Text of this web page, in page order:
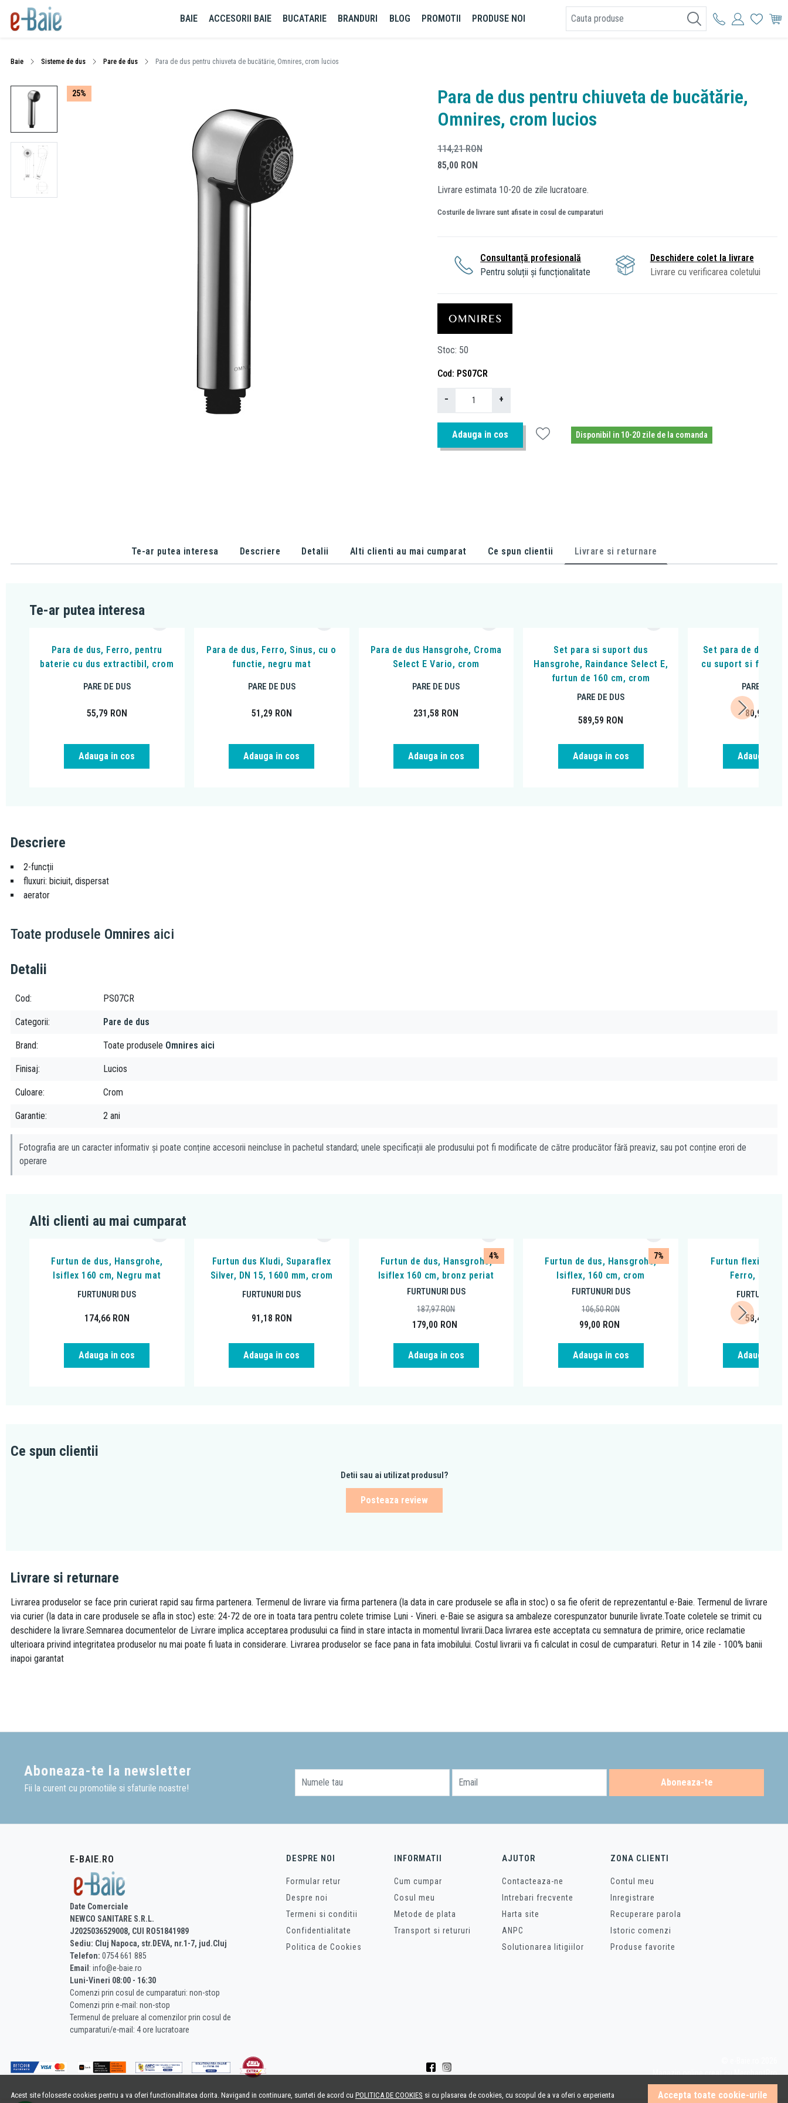
BAIE ACCESORII BAIE BUCATARIE BRANDURI BLOG PROMOTII PRODUSE NOI
Baie Sisteme de dus Pare de dus Para de dus pentru chiuveta de bucătărie, Omnires, crom lucios
25%
Para de dus pentru chiuveta de bucătărie,
Omnires, crom lucios
114,21RON
85,00 RON
Livrare estimata 10-20 de zile lucratoare.
Costurile de livrare sunt afisate in cosul de cumparaturi
Consultanță profesională
Pentru soluții și funcționalitate
Deschidere colet la livrare
Livrare cu verificarea coletului
Stoc 50
Cod PS07CR
− +
Adauga in cos Disponibil in 10-20 zile de la comanda
Te-ar putea interesa Descriere Detalii Alti clienti au mai cumparat Ce spun clientii Livrare si returnare
Te-ar putea interesa
Para de dus, Ferro, pentru
baterie cu dus extractibil, crom
PARE DE DUS
55,79 RON
Adauga in cos
Para de dus, Ferro, Sinus, cu o
functie, negru mat
PARE DE DUS
51,29 RON
Adauga in cos
Para de dus Hansgrohe, Croma
Select E Vario, crom
PARE DE DUS
231,58 RON
Adauga in cos
Set para si suport dus
Hansgrohe, Raindance Select E,
furtun de 160 cm, crom
PARE DE DUS
589,59 RON
Adauga in cos
Set para de dus,
cu suport si furtun,
PARE DE
80,99
Adauga in
Descriere
2-funcții
fluxuri: biciuit, dispersat
aerator
Toate produsele Omnires aici
Detalii
Cod PS07CR
Categorii Pare de dus
Brand Toate produsele Omnires aici
Finisaj Lucios
Culoare Crom
Garantie 2 ani
Fotografia are un caracter informativ și poate conține accesorii neincluse în pachetul standard; unele specificații ale produsului pot fi modificate de către producător fără preaviz, sau pot conține erori de
operare
Alti clienti au mai cumparat
Furtun de dus, Hansgrohe,
Isiflex 160 cm, Negru mat
FURTUNURI DUS
174,66 RON
Adauga in cos
Furtun dus Kludi, Suparaflex
Silver, DN 15, 1600 mm, crom
FURTUNURI DUS
91,18 RON
Adauga in cos
4%
Furtun de dus, Hansgrohe,
Isiflex 160 cm, bronz periat
FURTUNURI DUS
179,00 RON
187,97RON
Adauga in cos
7%
Furtun de dus, Hansgrohe,
Isiflex, 160 cm, crom
FURTUNURI DUS
99,00 RON
106,50RON
Adauga in cos
Furtun flexibil
Ferro, negru
FURTUNURI
58,49
Adauga in
Ce spun clientii
Detii sau ai utilizat produsul?
Posteaza review
Livrare si returnare
Livrarea produselor se face prin curierat rapid sau firma partenera. Termenul de livrare via firma partenera (la data in care produsele se afla in stoc) o sa fie oferit de reprezentantul e-Baie. Termenul de livrare
via curier (la data in care produsele se afla in stoc) este: 24-72 de ore in toata tara pentru colete trimise Luni - Vineri. e-Baie se asigura sa ambaleze corespunzator bunurile livrate.Toate coletele se trimit cu
deschidere la livrare.Semnarea documentelor de Livrare implica acceptarea produsului ca fiind in stare intacta in momentul livrarii.Daca livrarea este acceptata cu semnatura de primire, orice reclamatie
ulterioara privind integritatea produselor nu mai poate fi luata in considerare. Livrarea produselor se face pana in fata imobilului. Costul livrarii va fi calculat in cosul de cumparaturi. Retur in 14 zile - 100% banii
inapoi garantat
Acest site foloseste cookies pentru a va oferi functionalitatea dorita. Navigand in continuare, sunteti de acord cu POLITICA DE COOKIES si cu plasarea de cookies, cu scopul de a va oferi o experienta
Accepta toate cookie-urile
Aboneaza-te la newsletter
Fii la curent cu promotiile si sfaturile noastre!
Numele tau Email Aboneaza-te
E-BAIE.RO
Date Comerciale
NEWCO SANITARE S.R.L.
J2025036529008, CUI RO51841989
Sediu: Cluj Napoca, str.DEVA, nr.1-7, jud.Cluj
Telefon: 0754 661 885
Email : info@e-baie.ro
Luni-Vineri 08:00 - 16:30
Comenzi prin cosul de cumparaturi: non-stop
Comenzi prin e-mail: non-stop
Termenul de preluare al comenzilor prin cosul de
cumparaturi/e-mail: 4 ore lucratoare
DESPRE NOI
Formular retur
Despre noi
Termeni si conditii
Confidentialitate
Politica de Cookies
INFORMATII
Cum cumpar
Cosul meu
Metode de plata
Transport si retururi
AJUTOR
Contacteaza-ne
Intrebari frecvente
Harta site
ANPC
Solutionarea litigiilor
ZONA CLIENTI
Contul meu
Inregistrare
Recuperare parola
Istoric comenzi
Produse favorite
Magazin online creat cu MerchantPro